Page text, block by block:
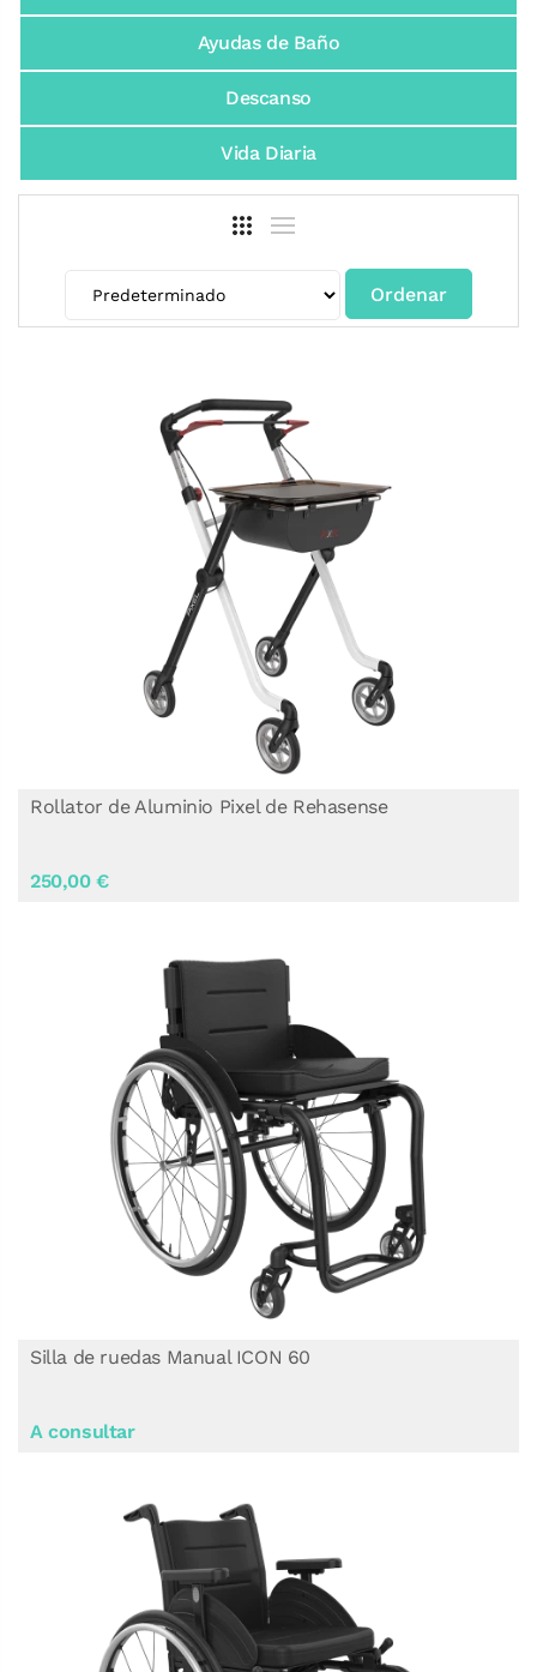
Ayudas de Baño
Descanso
Vida Diaria
Silla de ruedas Manual ICON 60
A consultar
Rollator de Aluminio Pixel de Rehasense
250,00 €